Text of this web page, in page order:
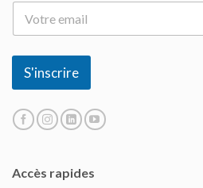
Accès rapides
m
a
S'inscrire